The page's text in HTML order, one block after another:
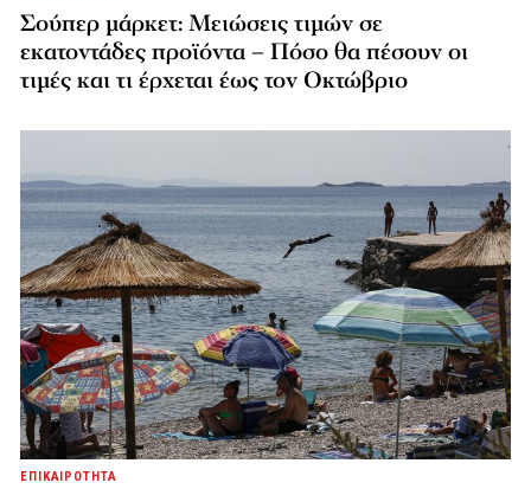
Σούπερ μάρκετ: Μειώσεις τιμών σε
εκατοντάδες προϊόντα – Πόσο θα πέσουν οι
τιμές και τι έρχεται έως τον Οκτώβριο
ΕΠΙΚΑΙΡΟΤΗΤΑ